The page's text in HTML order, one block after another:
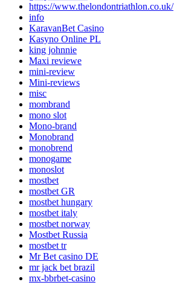
https://www.thelondontriathlon.co.uk/
info
KaravanBet Casino
Kasyno Online PL
king johnnie
Maxi reviewe
mini-review
Mini-reviews
misc
mombrand
mono slot
Mono-brand
Monobrand
monobrend
monogame
monoslot
mostbet
mostbet GR
mostbet hungary
mostbet italy
mostbet norway
Mostbet Russia
mostbet tr
Mr Bet casino DE
mr jack bet brazil
mx-bbrbet-casino